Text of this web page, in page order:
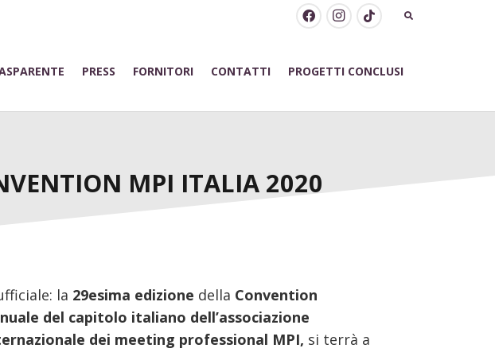
PRESS FORNITORI CONTATTI PROGETTI CONCLUSI
MPI ITALIA 2020
ufficiale: la 29esima edizione della Convention
del capitolo italiano dell’associazione
dei meeting professional MPI, si terrà a